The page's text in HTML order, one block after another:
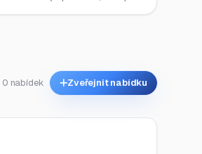
0 nabídek Zveřejnit nabídku